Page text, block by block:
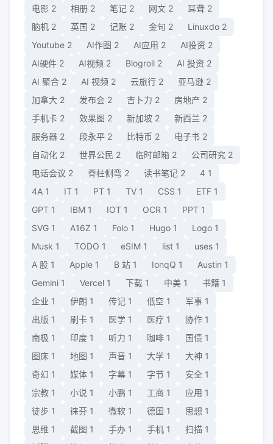
电影 2 相册 2 笔记 2 网文 2 耳聋 2
脑机 2 英国 2 记账 2 金句 2 Linuxdo 2
Youtube 2 AI作图 2 AI应用 2 AI投资 2
AI硬件 2 AI视频 2 Blogroll 2 AI 投资 2
AI 聚合 2 AI 视频 2 云旅行 2 亚马逊 2
加拿大 2 发布会 2 吉卜力 2 房地产 2
手机卡 2 效果图 2 新加坡 2 新西兰 2
服务器 2 段永平 2 比特币 2 电子书 2
自动化 2 世界公民 2 临时邮箱 2 公司研究 2
电话会议 2 脊柱侧弯 2 读书笔记 2 4 1
4A 1 IT 1 PT 1 TV 1 CSS 1 ETF 1
GPT 1 IBM 1 IOT 1 OCR 1 PPT 1
SVG 1 A16Z 1 Folo 1 Hugo 1 Logo 1
Musk 1 TODO 1 eSIM 1 list 1 uses 1
A 股 1 Apple 1 B 站 1 IonqQ 1 Austin 1
Gemini 1 Vercel 1 下载 1 中美 1 书籍 1
企业 1 伊朗 1 传记 1 低空 1 军事 1
出版 1 刷卡 1 医学 1 医疗 1 协作 1
南极 1 印度 1 听力 1 咖啡 1 国债 1
图床 1 地图 1 声音 1 大学 1 大神 1
奇幻 1 媒体 1 字幕 1 字节 1 安全 1
宗教 1 小说 1 小鹏 1 工商 1 应用 1
徒步 1 徕芬 1 微软 1 德国 1 思想 1
思维 1 截图 1 手办 1 手机 1 扫描 1